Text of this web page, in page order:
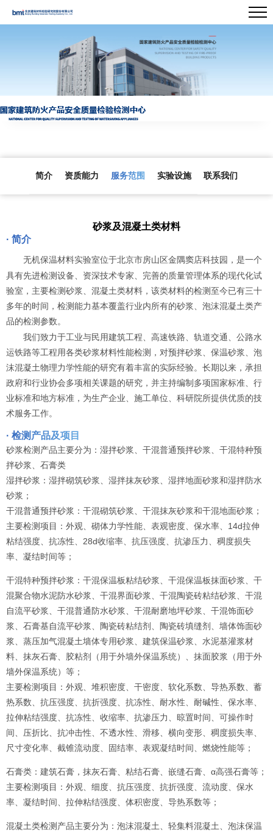
简介 资质能力 服务范围 实验设施 联系我们
砂浆及混凝土类材料
· 简介
无机保温材料实验室位于北京市房山区金隅窦店科技园，是一个
具有先进检测设备、资深技术专家、完善的质量管理体系的现代化试
验室，主要检测砂浆、混凝土类材料，该类材料的检测至今已有三十
多年的时间，检测能力基本覆盖行业内所有的砂浆、泡沫混凝土类产
品的检测参数。
我们致力于工业与民用建筑工程、高速铁路、轨道交通、公路水
运铁路等工程用各类砂浆材料性能检测，对预拌砂浆、保温砂浆、泡
沫混凝土物理力学性能的研究有着丰富的实际经验。长期以来，承担
政府和行业协会多项相关课题的研究，并主持编制多项国家标准、行
业标准和地方标准，为生产企业、施工单位、科研院所提供优质的技
术服务工作。
· 检测产品及项目
砂浆检测产品主要分为：湿拌砂浆、干混普通预拌砂浆、干混特种预
拌砂浆、石膏类
湿拌砂浆：湿拌砌筑砂浆、湿拌抹灰砂浆、湿拌地面砂浆和湿拌防水
砂浆；
干混普通预拌砂浆：干混砌筑砂浆、干混抹灰砂浆和干混地面砂浆；
主要检测项目：外观、砌体力学性能、表观密度、保水率、14d拉伸
粘结强度、抗冻性、28d收缩率、抗压强度、抗渗压力、稠度损失
率、凝结时间等；
干混特种预拌砂浆：干混保温板粘结砂浆、干混保温板抹面砂浆、干
混聚合物水泥防水砂浆、干混界面砂浆、干混陶瓷砖粘结砂浆、干混
自流平砂浆、干混普通防水砂浆、干混耐磨地坪砂浆、干混饰面砂
浆、石膏基自流平砂浆、陶瓷砖粘结剂、陶瓷砖填缝剂、墙体饰面砂
浆、蒸压加气混凝土墙体专用砂浆、建筑保温砂浆、水泥基灌浆材
料、抹灰石膏、胶粘剂（用于外墙外保温系统）、抹面胶浆（用于外
墙外保温系统）等；
主要检测项目：外观、堆积密度、干密度、软化系数、导热系数、蓄
热系数、抗压强度、抗折强度、抗冻性、耐水性、耐碱性、保水率、
拉伸粘结强度、抗冻性、收缩率、抗渗压力、晾置时间、可操作时
间、压折比、抗冲击性、不透水性、滑移、横向变形、稠度损失率、
尺寸变化率、截锥流动度、固结率、表观凝结时间、燃烧性能等；
石膏类：建筑石膏，抹灰石膏、粘结石膏、嵌缝石膏、α高强石膏等；
主要检测项目：外观、细度、抗压强度、抗折强度、流动度、保水
率、凝结时间、拉伸粘结强度、体积密度、导热系数等；
混凝土类检测产品主要分为：泡沫混凝土、轻集料混凝土、泡沫保温